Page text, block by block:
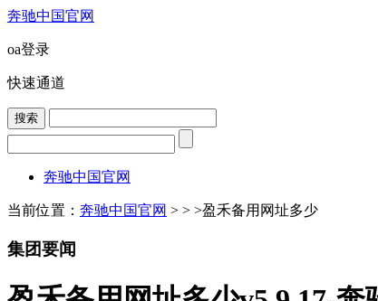
奔驰中国官网
oa登录
快速通道
奔驰中国官网
当前位置： 奔驰中国官网 > > >盈禾备用网址多少
集团要闻